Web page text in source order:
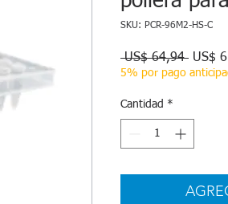
SKU: PCR-96M2-HS-C
US$ 64,94 Precio
US$
5% por pago
Cantidad *